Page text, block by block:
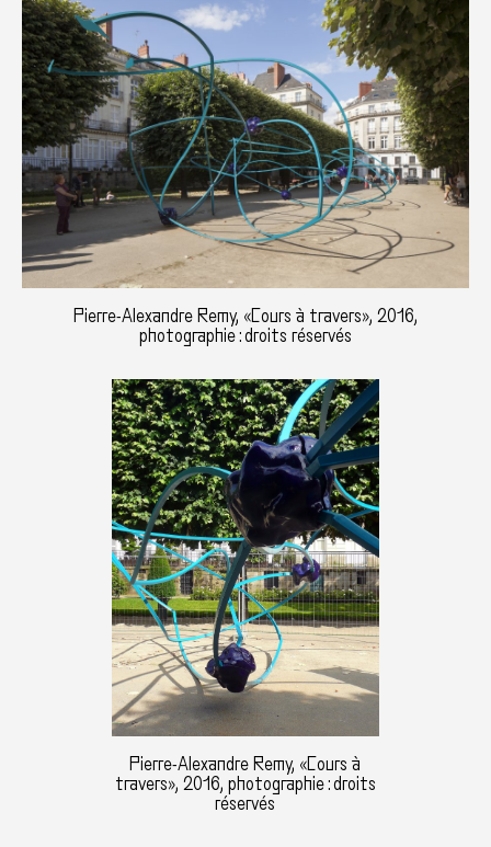
Pierre-Alexandre Remy, «Cours à travers», 2016,
photographie : droits réservés
Pierre-Alexandre Remy, «Cours à
travers», 2016, photographie : droits
réservés